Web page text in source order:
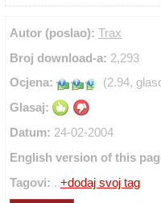
Autor (poslao): Trax
Broj download-a: 2,293
Ocjena:
(2.94,
Glasaj:
Datum: 24-02-2004
English version of this
Tagovi: . +dodaj svoj tag